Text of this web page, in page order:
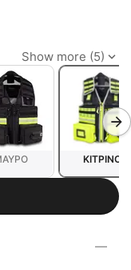
Show more (5)
ΚΙΤΡΙΝΟ